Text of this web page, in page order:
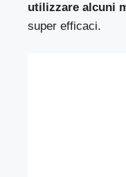
utilizzare alcuni
super efficaci.